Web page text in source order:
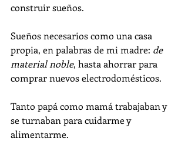
construir sueños.
Sueños necesarios como una casa
propia, en palabras de mi madre: de
material noble, hasta ahorrar para
comprar nuevos electrodomésticos.
Tanto papá como mamá trabajaban y
se turnaban para cuidarme y
alimentarme.